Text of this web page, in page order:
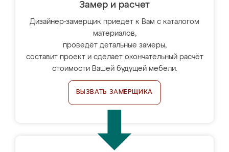
Замер и расчет
Дизайнер-замерщик приедет к Вам с каталогом
материалов,
проведёт детальные замеры,
составит проект и сделает окончательный расчёт
стоимости Вашей будущей мебели.
ВЫЗВАТЬ ЗАМЕРЩИКА